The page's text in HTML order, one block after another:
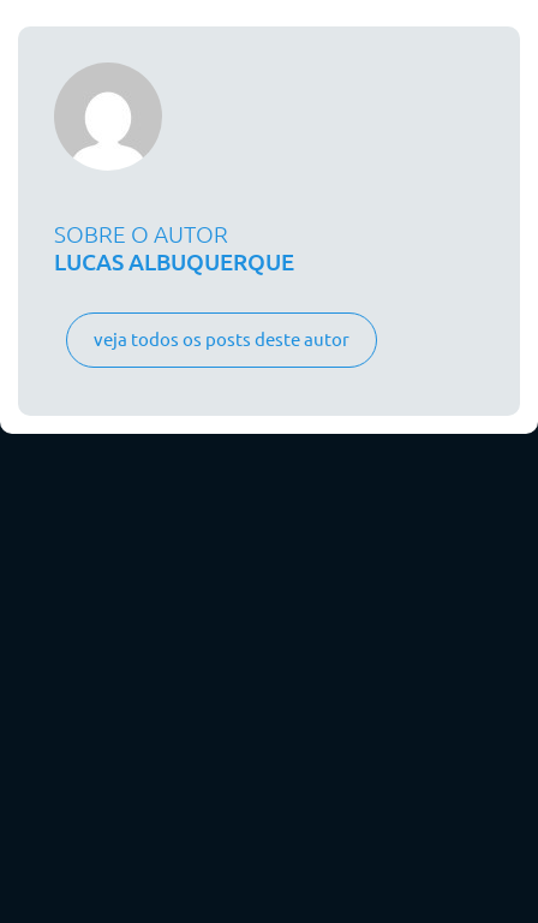
SOBRE O AUTOR
LUCAS ALBUQUERQUE
veja todos os posts deste autor